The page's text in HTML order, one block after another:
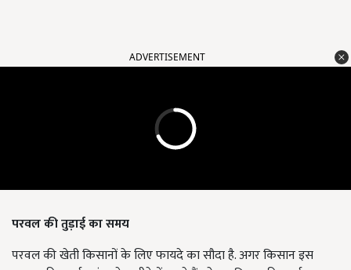
ADVERTISEMENT
परवल की तुड़ाई का समय
परवल की खेती किसानों के लिए फायदे का सौदा है. अगर किसान इस